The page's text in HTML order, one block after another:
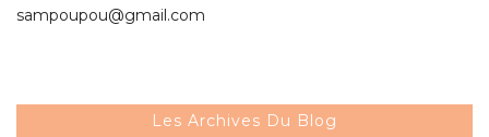
sampoupou@gmail.com
Les Archives Du Blog